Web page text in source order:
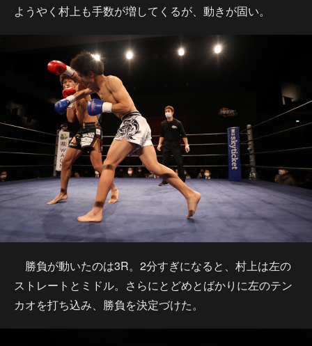
ようやく村上も手数が増してくるが、動きが固い。
勝負が動いたのは3R。2分すぎになると、村上は左の
ストレートとミドル。さらにとどめとばかりに左のテン
カオを打ち込み、勝負を決定づけた。